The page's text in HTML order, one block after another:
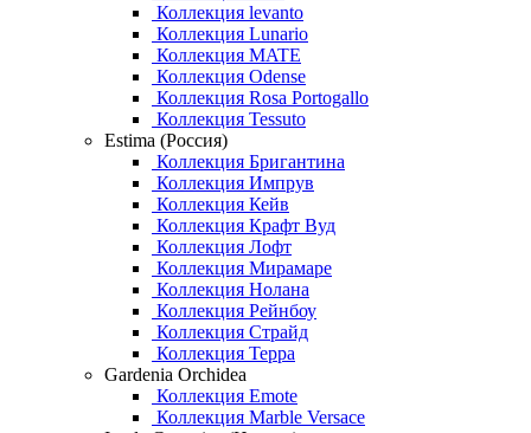
Коллекция levanto
Коллекция Lunario
Коллекция MATE
Коллекция Odense
Коллекция Rosa Portogallo
Коллекция Tessuto
Estima (Россия)
Коллекция Бригантина
Коллекция Импрув
Коллекция Кейв
Коллекция Крафт Вуд
Коллекция Лофт
Коллекция Мирамаре
Коллекция Нолана
Коллекция Рейнбоу
Коллекция Страйд
Коллекция Терра
Gardenia Orchidea
Коллекция Emote
Коллекция Marble Versace